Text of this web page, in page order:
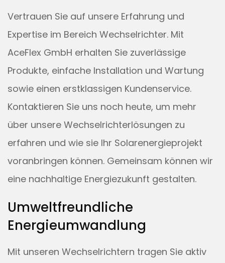
Vertrauen Sie auf unsere Erfahrung und
Expertise im Bereich Wechselrichter. Mit
AceFlex GmbH erhalten Sie zuverlässige
Produkte, einfache Installation und Wartung
sowie einen erstklassigen Kundenservice.
Kontaktieren Sie uns noch heute, um mehr
über unsere Wechselrichterlösungen zu
erfahren und wie sie Ihr Solarenergieprojekt
voranbringen können. Gemeinsam können wir
eine nachhaltige Energiezukunft gestalten.
Umweltfreundliche
Energieumwandlung
Mit unseren Wechselrichtern tragen Sie aktiv